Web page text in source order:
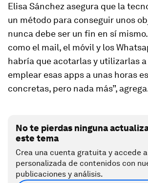
Elisa Sánchez asegura que la
un método para conseguir unos
nunca debe ser un fin en sí
como el mail, el móvil y los
habría que acotarlas y utilizarlas
emplear esas apps a unas horas
concretas, pero nada más”,
No te pierdas ninguna
este tema
Crea una cuenta gratuita y accede
personalizada de contenidos con
publicaciones y análisis.